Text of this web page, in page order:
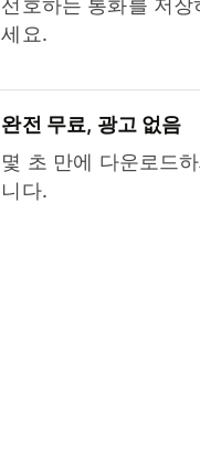
선호하는 통화를 저
세요.
완전 무료, 광고 없음
몇 초 만에 다운로드
니다.